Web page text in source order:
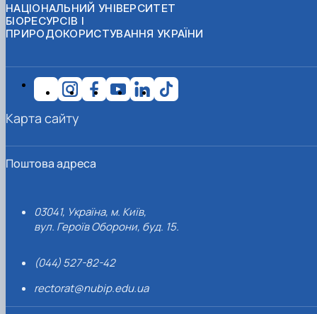
НАЦІОНАЛЬНИЙ УНІВЕРСИТЕТ
БІОРЕСУРСІВ І
ПРИРОДОКОРИСТУВАННЯ УКРАЇНИ
Поштова адреса
03041, Україна, м. Київ,
вул. Героїв Оборони, буд. 15.
(044) 527-82-42
rectorat@nubip.edu.ua
Карта сайту